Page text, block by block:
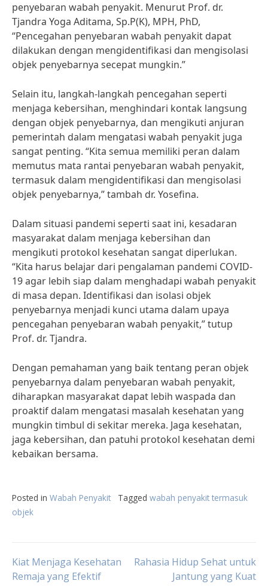
penyebaran wabah penyakit. Menurut Prof. dr.
Tjandra Yoga Aditama, Sp.P(K), MPH, PhD,
“Pencegahan penyebaran wabah penyakit dapat
dilakukan dengan mengidentifikasi dan mengisolasi
objek penyebarnya secepat mungkin.”
Selain itu, langkah-langkah pencegahan seperti
menjaga kebersihan, menghindari kontak langsung
dengan objek penyebarnya, dan mengikuti anjuran
pemerintah dalam mengatasi wabah penyakit juga
sangat penting. “Kita semua memiliki peran dalam
memutus mata rantai penyebaran wabah penyakit,
termasuk dalam mengidentifikasi dan mengisolasi
objek penyebarnya,” tambah dr. Yosefina.
Dalam situasi pandemi seperti saat ini, kesadaran
masyarakat dalam menjaga kebersihan dan
mengikuti protokol kesehatan sangat diperlukan.
“Kita harus belajar dari pengalaman pandemi COVID-
19 agar lebih siap dalam menghadapi wabah penyakit
di masa depan. Identifikasi dan isolasi objek
penyebarnya menjadi kunci utama dalam upaya
pencegahan penyebaran wabah penyakit,” tutup
Prof. dr. Tjandra.
Dengan pemahaman yang baik tentang peran objek
penyebarnya dalam penyebaran wabah penyakit,
diharapkan masyarakat dapat lebih waspada dan
proaktif dalam mengatasi masalah kesehatan yang
mungkin timbul di sekitar mereka. Jaga kesehatan,
jaga kebersihan, dan patuhi protokol kesehatan demi
kebaikan bersama.
Posted in Wabah Penyakit Tagged wabah penyakit termasuk
objek
Post
Kiat Menjaga Kesehatan
Remaja yang Efektif
Rahasia Hidup Sehat untuk
Jantung yang Kuat